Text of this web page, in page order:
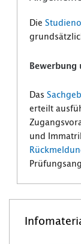
Die
Bewerbung
Das
erteilt
und